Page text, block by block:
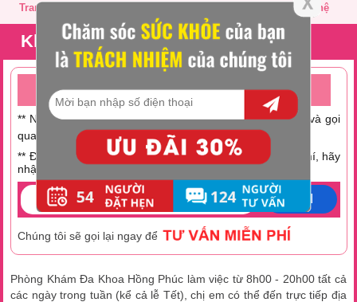
Trang chủ Liên hệ
Khám phụ khoa là khám gì?
TƯ VẤN ONLINE MIỄN PHÍ TRỰC TUYẾN 24/24
** Nếu không có thời gian trò chuyện hãy nhấc máy lên và gọi
qua số Hotline: 0251 882 9288
** Điện thoại bạn đang hết tiền hoặc muốn tiết kiệm chi phí, hãy
nhập số điện thoại tại đây:
Chúng tôi sẽ gọi lại ngay để
Phòng Khám Đa Khoa Hồng Phúc làm việc từ 8h00 - 20h00 tất cả
các ngày trong tuần (kể cả lễ Tết), chị em có thể đến trực tiếp địa